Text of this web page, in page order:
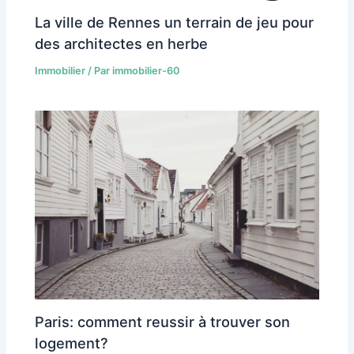
La ville de Rennes un terrain de jeu pour
des architectes en herbe
Immobilier / Parimmobilier-60
Paris: comment reussir à trouver son
logement?